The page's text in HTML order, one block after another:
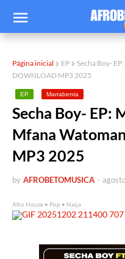
Página inicial EP
Secha Boy-
DOWNLOAD MP3 2025
EP Marrabenta
Secha Boy- EP:
Mfana
MP3 2025
by AFROBETOMUSICA -
Afro House • Pop • Naija